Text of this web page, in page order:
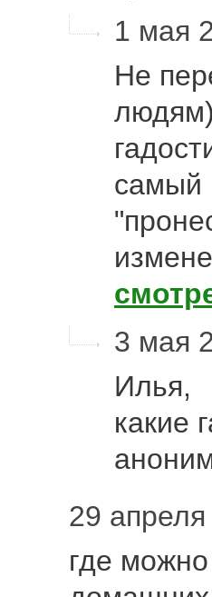
1 мая
Не
самый
3 мая
Илья,
какие
29 апреля
где